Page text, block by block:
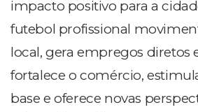
impacto positivo para a
futebol profissional
local, gera empregos diretos
fortalece o comércio,
base e oferece novas